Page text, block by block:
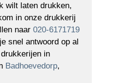
wilt laten drukken,
in onze drukkerij
naar020-6171719
snel antwoord op al
in
Badhoevedorp,